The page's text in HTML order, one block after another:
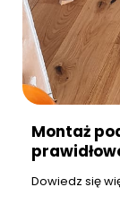
Montaż
Dowiedz się